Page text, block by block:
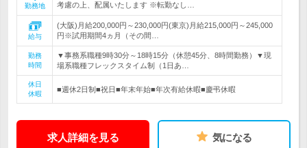
勤務地
考慮の上、配属いたします ※転勤なし…
給与
(大阪)月給200,000円～230,000円(東京)月給215,000円～245,000
円※試用期間4ヵ月（その間…
勤務
時間
▼事務系職種9時30分～18時15分（休憩45分、8時間勤務）▼現
場系職種フレックスタイム制（1日あ…
休日
休暇
■週休2日制■祝日■年末年始■年次有給休暇■慶弔休暇
求人詳細を見る 気になる